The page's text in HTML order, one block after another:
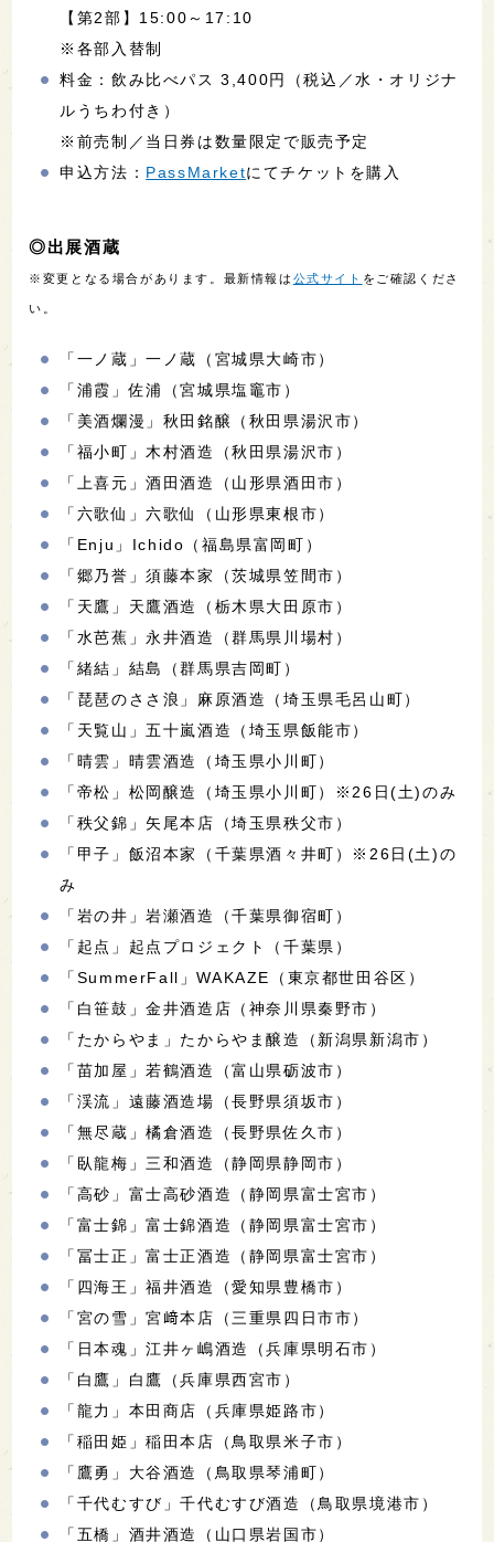
【第2部】15:00～17:10
※各部入替制
料金：飲み比べパス 3,400円（税込／水・オリジナ
ルうちわ付き）
※前売制／当日券は数量限定で販売予定
申込方法： PassMarketにてチケットを購入
◎出展酒蔵
※変更となる場合があります。最新情報は 公式サイト をご確認くださ
い。
「一ノ蔵」一ノ蔵（宮城県大崎市）
「浦霞」佐浦（宮城県塩竈市）
「美酒爛漫」秋田銘醸（秋田県湯沢市）
「福小町」木村酒造（秋田県湯沢市）
「上喜元」酒田酒造（山形県酒田市）
「六歌仙」六歌仙（山形県東根市）
「Enju」Ichido（福島県富岡町）
「郷乃誉」須藤本家（茨城県笠間市）
「天鷹」天鷹酒造（栃木県大田原市）
「水芭蕉」永井酒造（群馬県川場村）
「緒結」結島（群馬県吉岡町）
「琵琶のささ浪」麻原酒造（埼玉県毛呂山町）
「天覧山」五十嵐酒造（埼玉県飯能市）
「晴雲」晴雲酒造（埼玉県小川町）
「帝松」松岡醸造（埼玉県小川町）※26日(土)のみ
「秩父錦」矢尾本店（埼玉県秩父市）
「甲子」飯沼本家（千葉県酒々井町）※26日(土)の
み
「岩の井」岩瀬酒造（千葉県御宿町）
「起点」起点プロジェクト（千葉県）
「SummerFall」WAKAZE（東京都世田谷区）
「白笹鼓」金井酒造店（神奈川県秦野市）
「たからやま」たからやま醸造（新潟県新潟市）
「苗加屋」若鶴酒造（富山県砺波市）
「渓流」遠藤酒造場（長野県須坂市）
「無尽蔵」橘倉酒造（長野県佐久市）
「臥龍梅」三和酒造（静岡県静岡市）
「高砂」富士高砂酒造（静岡県富士宮市）
「富士錦」富士錦酒造（静岡県富士宮市）
「冨士正」富士正酒造（静岡県富士宮市）
「四海王」福井酒造（愛知県豊橋市）
「宮の雪」宮﨑本店（三重県四日市市）
「日本魂」江井ヶ嶋酒造（兵庫県明石市）
「白鷹」白鷹（兵庫県西宮市）
「龍力」本田商店（兵庫県姫路市）
「稲田姫」稲田本店（鳥取県米子市）
「鷹勇」大谷酒造（鳥取県琴浦町）
「千代むすび」千代むすび酒造（鳥取県境港市）
「五橋」酒井酒造（山口県岩国市）